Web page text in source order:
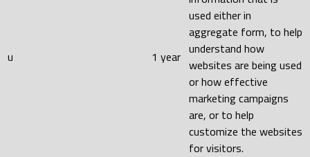
u 1 year
used either in
aggregate form, to help
understand how
websites are being used
or how effective
marketing campaigns
are, or to help
customize the websites
for visitors.